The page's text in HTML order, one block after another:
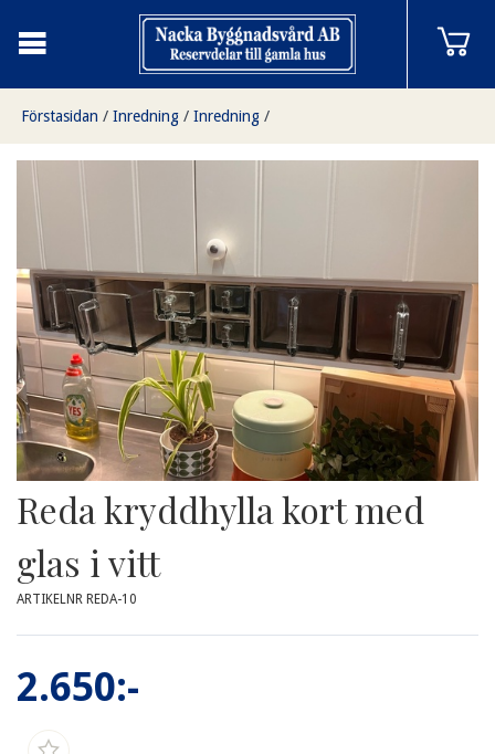
Förstasidan / Inredning / Inredning /
Reda kryddhylla kort med glas i vitt
Reda kryddhylla kort med
glas i vitt
ARTIKELNR REDA-10
2.650:-